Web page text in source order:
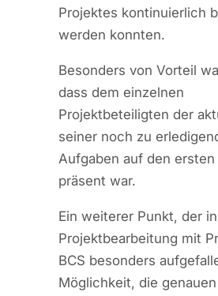
Projektes kontinuierlich
werden konnten.
Besonders von Vorteil
dass dem einzelnen
Projektbeteiligten der
seiner noch zu
Aufgaben auf den ersten
präsent war.
Ein weiterer Punkt, der
Projektbearbeitung mit
BCS besonders
Möglichkeit, die